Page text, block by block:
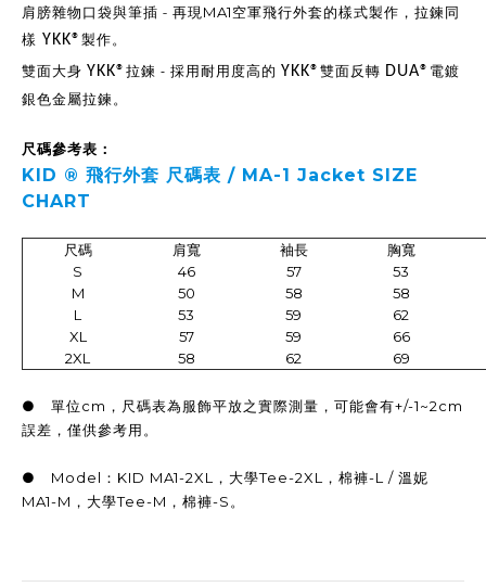
肩膀雜物口袋與筆插 - 再現 MA1空軍飛行外套的樣式製作，拉鍊同
樣 YKK®製作。
雙面大身 YKK®拉鍊 - 採用耐用度高的 YKK® 雙面反轉 DUA® 電鍍
銀色金屬拉鍊。
尺碼參考表：
KID ® 飛行外套 尺碼表 / MA-1 Jacket SIZE
CHART
尺碼 肩寬 袖長
胸寬
S
46 57
53
M
50 58
58
L
53 59
62
XL
57 59
66
2XL
58 62 69
● 單位cm，尺碼表為服飾平放之實際測量，可能會有+/-1~2cm
誤差，僅供參考用。
● Model：KID MA1-2XL，大學Tee-2XL，棉褲-L / 溫妮
MA1-M，大學Tee-M，棉褲-S。